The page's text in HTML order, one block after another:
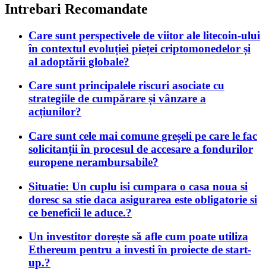
Intrebari Recomandate
Care sunt perspectivele de viitor ale litecoin-ului
în contextul evoluției pieței criptomonedelor și
al adoptării globale?
Care sunt principalele riscuri asociate cu
strategiile de cumpărare și vânzare a
acțiunilor?
Care sunt cele mai comune greșeli pe care le fac
solicitanții în procesul de accesare a fondurilor
europene nerambursabile?
Situatie: Un cuplu isi cumpara o casa noua si
doresc sa stie daca asigurarea este obligatorie si
ce beneficii le aduce.?
Un investitor dorește să afle cum poate utiliza
Ethereum pentru a investi în proiecte de start-
up.?